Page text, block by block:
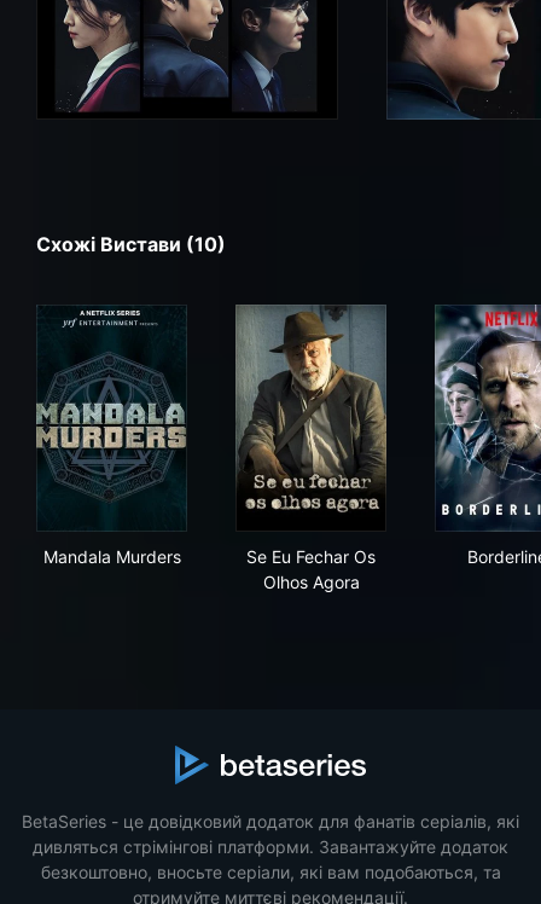
Схожі Вистави (10)
Mandala Murders
Se Eu Fechar Os
Olhos Agora
BetaSeries - це довідковий додаток для фанатів серіалів, які
дивляться стрімінгові платформи. Завантажуйте додаток
безкоштовно, вносьте серіали, які вам подобаються, та
отримуйте миттєві рекомендації.